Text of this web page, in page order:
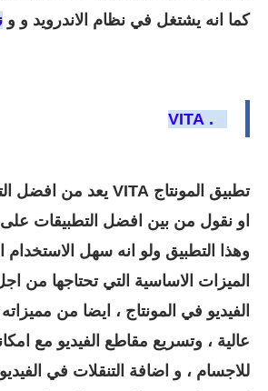
كما انه يشتغل في نظام الاندرويد و و
VITA
او نقول من بين افضل التطبيقات
وهذا التطبيق ولو انه سهل الاستخدام
الميزات الاساسية التي تحتاجها من
الفيديو في المونتاج ، ايضا من
عالية ، وتسريع مقاطع الفيديو مع
للاجسام ، و اضافة التنقلات في